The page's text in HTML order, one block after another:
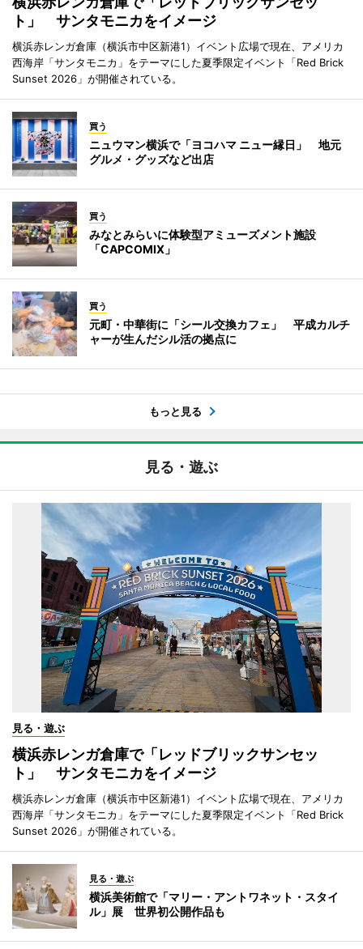
ト」 サンタモニカをイメージ
横浜赤レンガ倉庫（横浜市中区新港1）イベント広場で現在、アメリカ
西海岸「サンタモニカ」をテーマにした夏季限定イベント「Red Brick
Sunset 2026」が開催されている。
買う
ニュウマン横浜で「ヨコハマ ニュー縁日」 地元
グルメ・グッズなど出店
買う
みなとみらいに体験型アミューズメント施設
「CAPCOMIX」
買う
元町・中華街に「シール交換カフェ」 平成カルチ
ャーが生んだシル活の拠点に
もっと見る
見る・遊ぶ
見る・遊ぶ
横浜赤レンガ倉庫で「レッドブリックサンセッ
ト」 サンタモニカをイメージ
横浜赤レンガ倉庫（横浜市中区新港1）イベント広場で現在、アメリカ
西海岸「サンタモニカ」をテーマにした夏季限定イベント「Red Brick
Sunset 2026」が開催されている。
見る・遊ぶ
横浜美術館で「マリー・アントワネット・スタイ
ル」展 世界初公開作品も